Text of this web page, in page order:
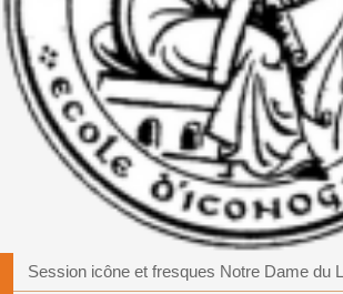
Session icône et fresques Notre Dame du